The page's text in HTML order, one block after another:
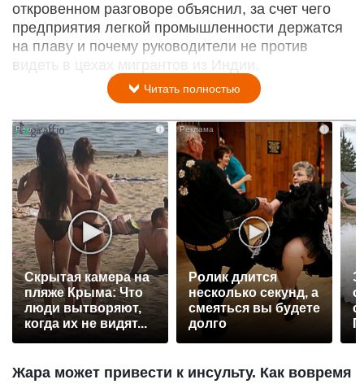
откровенном разговоре объяснил, за счет чего
предприятия легкой промышленности держатся
на плаву и почему руководители не против
видеть в цехах мигрантов из Индии.
Читать полностью
i
Скрытая камера на
пляже Крыма: Что
люди вытворяют,
когда их не видят...
i
Ролик длится
несколько секунд, а
смеяться вы будете
долго
Жара может привести к инсульту. Как вовремя